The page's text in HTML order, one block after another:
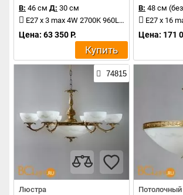
В: 46 см Д: 30 см
E27 x 3 max 4W 2700K 960Lm
Цена: 63 350 Р.
Купить
В: 48 см
E27 x 16
Цена: 171
74815
Люстра
Потолочный